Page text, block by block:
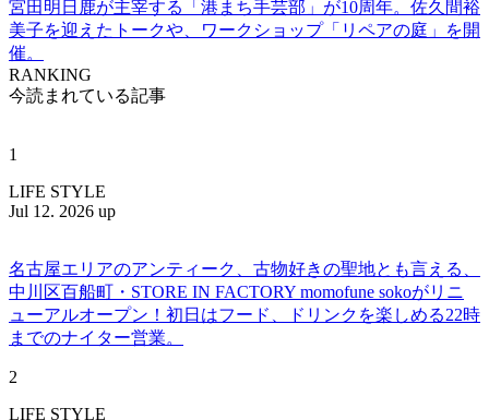
宮田明日鹿が主宰する「港まち手芸部」が10周年。佐久間裕
美子を迎えたトークや、ワークショップ「リペアの庭」を開
催。
RANKING
今読まれている記事
1
LIFE STYLE
Jul 12. 2026 up
名古屋エリアのアンティーク、古物好きの聖地とも言える、
中川区百船町・STORE IN FACTORY momofune sokoがリニ
ューアルオープン！初日はフード、ドリンクを楽しめる22時
までのナイター営業。
2
LIFE STYLE